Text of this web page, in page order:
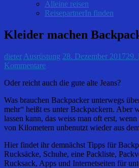
Alleine reisen
ReisepartnerIn finden
Kleider machen
dieter Ausrüstung 28. Dezember 201729.
Kommentare
Oder reicht auch die gute alte Jeans?
Was brauchen Backpacker unterwegs
mehr“ heißt es unter Backpackern. Aber
lassen kann, das weiss man oft erst, wenn
von Kilometern unbenutzt wieder aus
Hier findet ihr demnächst Tipps für
Rucksäcke, Schuhe, eine Packliste,
Rucksack, Apps und Internetseiten für